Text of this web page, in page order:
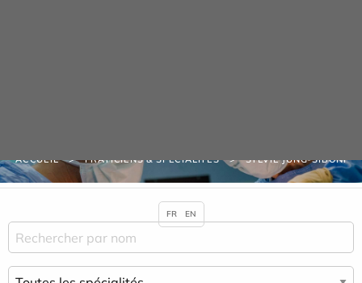
ACCUEIL PRATICIENS & SPÉCIALITÉS SYLVIE JUNG-SIBONI
FR EN